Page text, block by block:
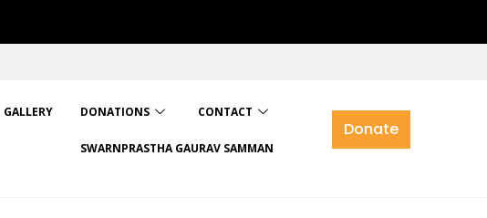
GALLERY DONATIONS CONTACT
SWARNPRASTHA GAURAV SAMMAN
Donate